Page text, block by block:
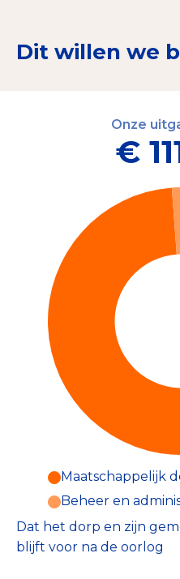
Dit willen we
Onze
€
Maatschappelijk
Beheer en
Dat het dorp en zijn
blijft voor na de oorlog